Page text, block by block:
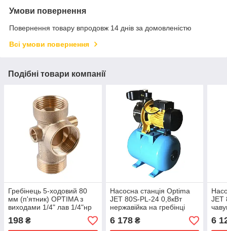
Умови повернення
Повернення товару впродовж 14 днів за домовленістю
Всі умови повернення
Подібні товари компанії
Гребінець 5-ходовий 80
мм (п'ятник) OPTIMA з
виходами 1/4" лав 1/4"нр
на одній осі (DS 005 C)
198 ₴
Насосна станція Optima
JET 80S-PL-24 0,8кВт
нержавійка на гребінці
6 178₴
JET
6